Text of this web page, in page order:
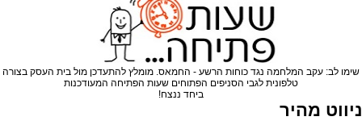
שימו לב: עקב המלחמה נגד כוחות הרשע - החמאס. מומלץ להתעדכן מול בית העסק בצורה
טלפונית לגבי הסניפים הפתוחים שעות הפתיחה המעודכנות
ביחד ננצח!
ניווט מהיר